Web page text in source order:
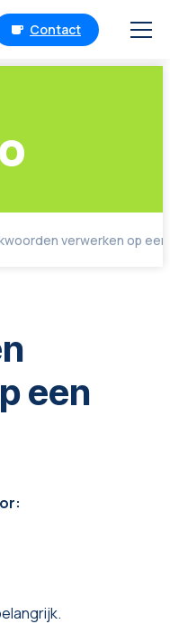
Contact
verwerken op
een